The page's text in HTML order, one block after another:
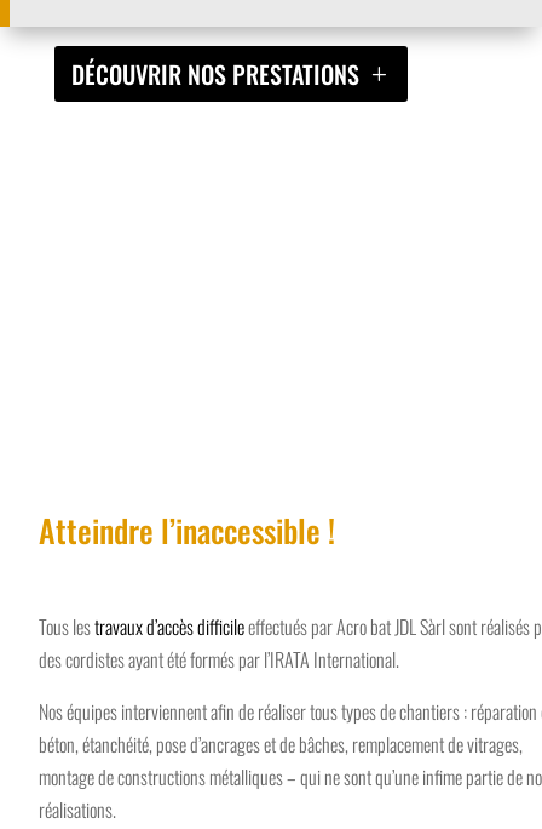
DÉCOUVRIR NOS PRESTATIONS
Atteindre l’inaccessible !
Tous lestravaux d’accès difficileeffectués par Acro bat JDL Sàrl sont réalisés
des cordistes ayant été formés par l’IRATA International.
Nos équipes interviennent afin de réaliser tous types de chantiers : réparation
béton, étanchéité, pose d’ancrages et de bâches, remplacement de vitrages,
montage de constructions métalliques – qui ne sont qu’une infime partie de
réalisations.